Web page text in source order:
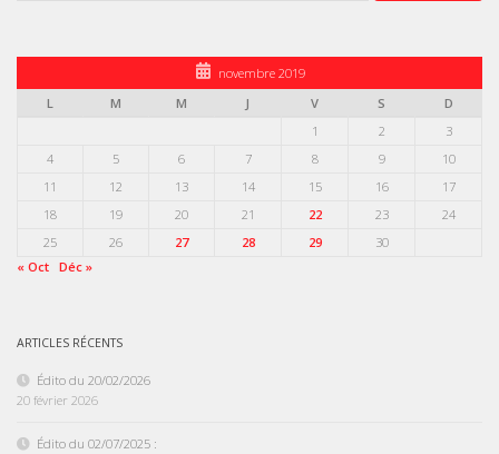
novembre 2019
L
M M J V S
D
1
2
3
4
5 6 7 8 9
10
11
12 13 14 15 16
17
18
19 20 21 22 23
24
25
26 27 28 29
30
« Oct Déc »
ARTICLES RÉCENTS
Édito du 20/02/2026
20 février 2026
Édito du 02/07/2025 :